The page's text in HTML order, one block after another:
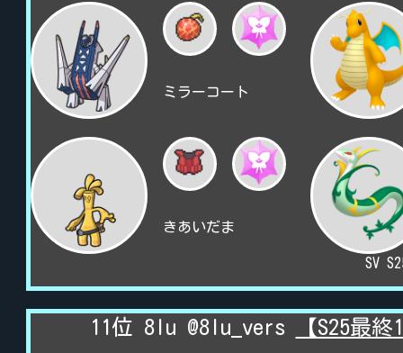
ミラーコート
きあいだま
SV
11位 8lu @8lu_vers 【S25最